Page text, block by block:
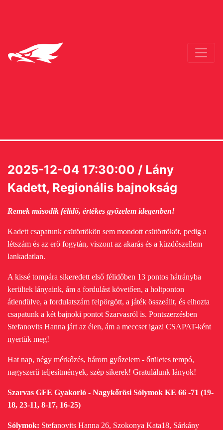
2025-12-04 17:30:00 / Lány
Kadett, Regionális bajnokság
Remek második félidő, értékes győzelem idegenben!
Kadett csapatunk csütörtökön sem mondott csütörtököt, pedig a
létszám és az erő fogytán, viszont az akarás és a küzdőszellem
lankadatlan.
A kissé tompára sikeredett első félidőben 13 pontos hátrányba
kerültek lányaink, ám a fordulást követően, a holtponton
átlendülve, a fordulatszám felpörgött, a játék összeállt, és elhozta
csapatunk a két bajnoki pontot Szarvasról is. Pontszerzésben
Stefanovits Hanna járt az élen, ám a meccset igazi CSAPAT-ként
nyertük meg!
Hat nap, négy mérkőzés, három győzelem - őrületes tempó,
nagyszerű teljesítmények, szép sikerek! Gratulálunk lányok!
Szarvas GFE Gyakorló - Nagykőrösi Sólymok KE 66 -71 (19-
18, 23-11, 8-17, 16-25)
Sólymok: Stefanovits Hanna 26, Szokonya Kata18, Sárkány